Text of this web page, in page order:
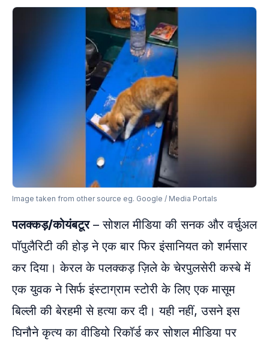
Image taken from other source eg. Google / Media Portals
पलक्कड़/कोयंबटूर– सोशल मीडिया की सनक और वर्चुअल
पॉपुलैरिटी की होड़ ने एक बार फिर इंसानियत को शर्मसार
कर दिया। केरल के पलक्कड़ ज़िले के चेरपुलसेरी कस्बे में
एक युवक ने सिर्फ इंस्टाग्राम स्टोरी के लिए एक मासूम
बिल्ली की बेरहमी से हत्या कर दी। यही नहीं, उसने इस
घिनौने कृत्य का वीडियो रिकॉर्ड कर सोशल मीडिया पर